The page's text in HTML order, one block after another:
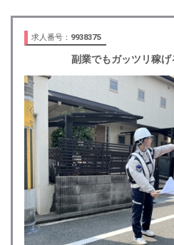
求人番号： 9938375
副業でもガッツリ稼げ